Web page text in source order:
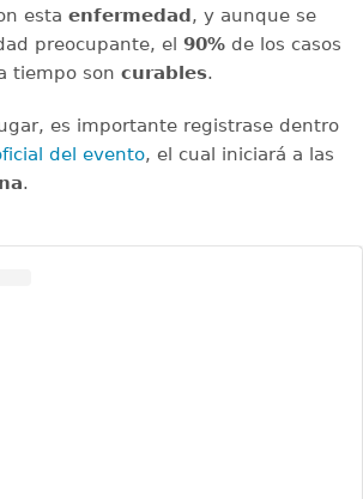
esta enfermedad, y aunque se
preocupante, el 90%de los casos
tiempo son curables.
es importante registrase dentro
del evento, el cual iniciará a las
.